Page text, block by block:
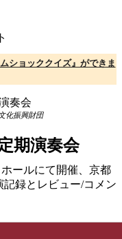
ショッククイズ』ができま
化振興財団
期演奏会
ールにて開催、京都
録とレビュー/コメン